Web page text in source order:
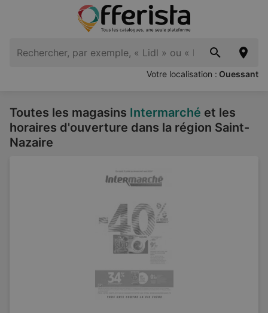
Votre localisation : Ouessant
Toutes les magasins Intermarché et les
horaires d'ouverture dans la région Saint-
Nazaire